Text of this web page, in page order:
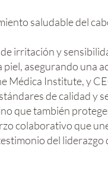
saludable del
irritación y
asegurando una
Médica Institute, y
de calidad y
que también
colaborativo que
del liderazgo